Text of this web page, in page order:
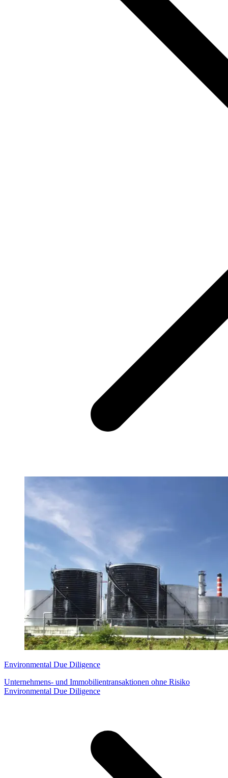
Environmental Due Diligence
Unternehmens- und Immobilientransaktionen ohne Risiko
Environmental Due Diligence